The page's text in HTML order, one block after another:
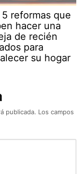
5 reformas que
hacer una
de recién
para
su hogar
publicada. Los campos